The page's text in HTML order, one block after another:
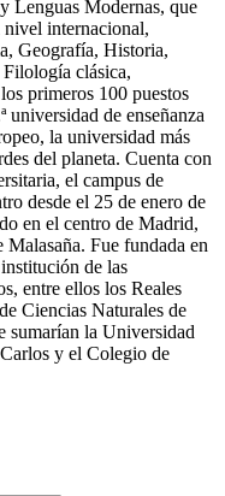
Lenguas Modernas, que
nivel internacional,
Geografía, Historia,
clásica,
primeros 100 puestos
universidad de enseñanza
la universidad más
del planeta. Cuenta con
el campus de
desde el 25 de enero de
en el centro de Madrid,
Fue fundada en
de las
entre ellos los Reales
Ciencias Naturales de
sumarían la Universidad
y el Colegio de